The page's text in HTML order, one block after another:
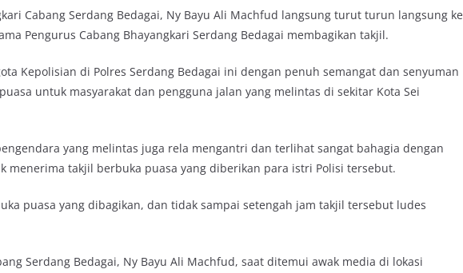
Cabang Serdang Bedagai, Ny Bayu Ali Machfud langsung turut turun langsung ke
Pengurus Cabang Bhayangkari Serdang Bedagai membagikan takjil.
Kepolisian di Polres Serdang Bedagai ini dengan penuh semangat dan senyuman
untuk masyarakat dan pengguna jalan yang melintas di sekitar Kota Sei
yang melintas juga rela mengantri dan terlihat sangat bahagia dengan
menerima takjil berbuka puasa yang diberikan para istri Polisi tersebut.
puasa yang dibagikan, dan tidak sampai setengah jam takjil tersebut ludes
Serdang Bedagai, Ny Bayu Ali Machfud, saat ditemui awak media di lokasi